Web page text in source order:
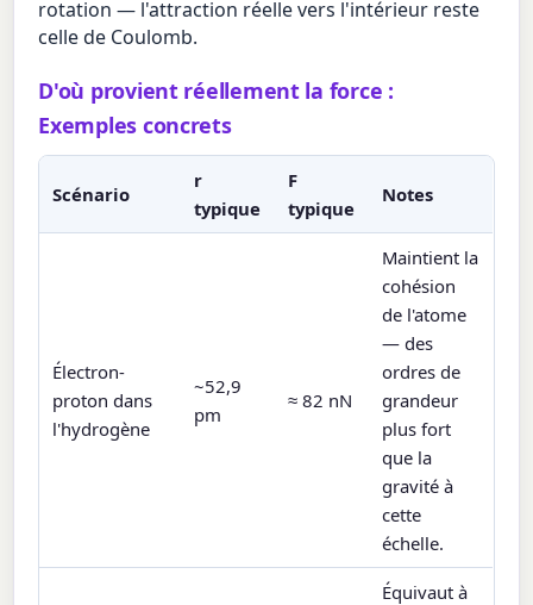
rotation — l'attraction réelle vers l'intérieur reste
celle de Coulomb.
D'où provient réellement la force :
Exemples concrets
Scénario
r
typique
F
typique
Notes
Électron-
proton dans
l'hydrogène
~52,9
pm
≈ 82 nN
Maintient la
cohésion
de l'atome
— des
ordres de
grandeur
plus fort
que la
gravité à
cette
échelle.
Équivaut à